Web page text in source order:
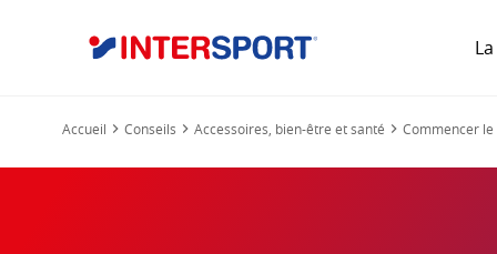
Accueil Conseils Accessoires, bien-être et santé Commencer